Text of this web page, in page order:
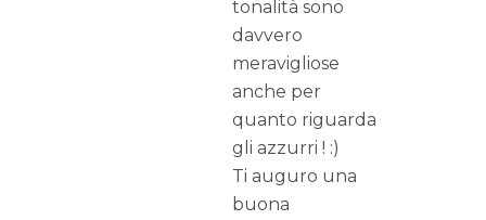
tonalità sono
davvero
meravigliose
anche per
quanto riguarda
gli azzurri ! :)
Ti auguro una
buona